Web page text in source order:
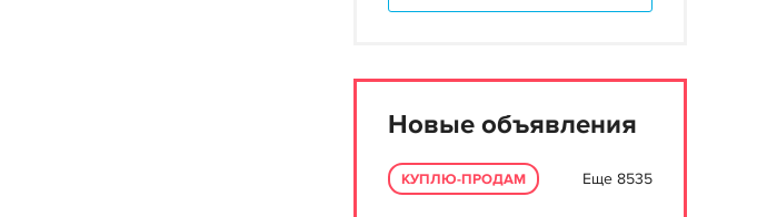
Новые объявления
КУПЛЮ-ПРОДАМ Еще 8535